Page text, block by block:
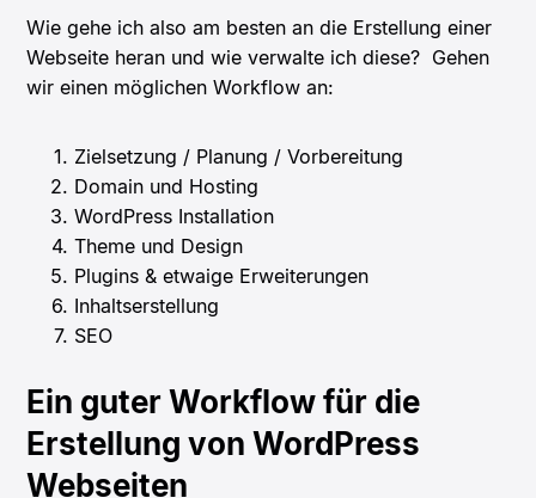
Wie gehe ich also am besten an die Erstellung einer
Webseite heran und wie verwalte ich diese? Gehen
wir einen möglichen Workflow an:
Zielsetzung / Planung / Vorbereitung
Domain und Hosting
WordPress Installation
Theme und Design
Plugins & etwaige Erweiterungen
Inhaltserstellung
SEO
Ein guter Workflow für die
Erstellung von WordPress
Webseiten